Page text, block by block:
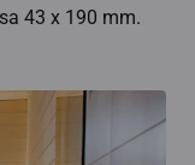
43 x 190 mm.